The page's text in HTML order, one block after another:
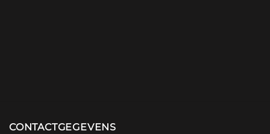
CONTACTGEGEVENS